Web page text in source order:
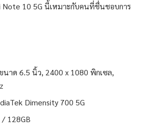
Note 10 5G นี้เหมาะกับคนที่ชื่นชอบการ
นาด 6.5 นิ้ว, 2400 x 1080 พิกเซล,
Dimensity 700 5G
128GB